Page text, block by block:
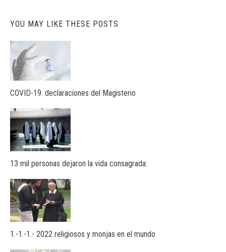
YOU MAY LIKE THESE POSTS
COVID-19. declaraciones del Magisterio
13 mil personas dejaron la vida consagrada:
1.-1.-1.- 2022 religiosos y monjas en el mundo